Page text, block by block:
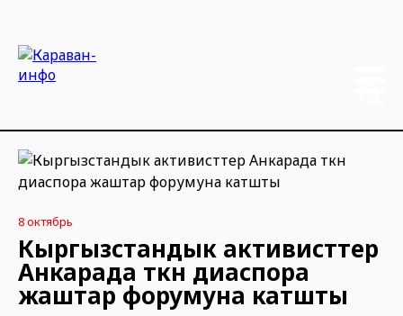
8 октябрь
Кыргызстандык активисттер
Анкарада өткөн диаспора
жаштар форумуна катшты